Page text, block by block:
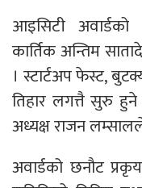
आइसिटी अवार्डको
कार्तिक अन्तिम
। स्टार्टअप फेस्ट,
तिहार लगत्तै सुरु
अध्यक्ष राजन
अवार्डको छनौट